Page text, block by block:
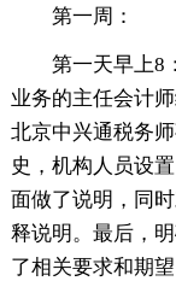
第一周：
第一天早上8
业务的主任会计
北京中兴通税务
史，机构人员设
面做了说明，同
释说明。最后，
了相关要求和期